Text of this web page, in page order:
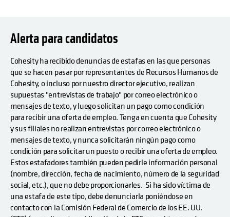
Alerta para candidatos
Cohesity ha recibido denuncias de estafas en las que personas
que se hacen pasar por representantes de Recursos Humanos de
Cohesity, o incluso por nuestro director ejecutivo, realizan
supuestas "entrevistas de trabajo" por correo electrónico o
mensajes de texto, y luego solicitan un pago como condición
para recibir una oferta de empleo. Tenga en cuenta que Cohesity
y sus filiales no realizan entrevistas por correo electrónico o
mensajes de texto, y nunca solicitarán ningún pago como
condición para solicitar un puesto o recibir una oferta de empleo.
Estos estafadores también pueden pedirle información personal
(nombre, dirección, fecha de nacimiento, número de la seguridad
social, etc.), que no debe proporcionarles. Si ha sido víctima de
una estafa de este tipo, debe denunciarla poniéndose en
contacto con la Comisión Federal de Comercio de los EE. UU.